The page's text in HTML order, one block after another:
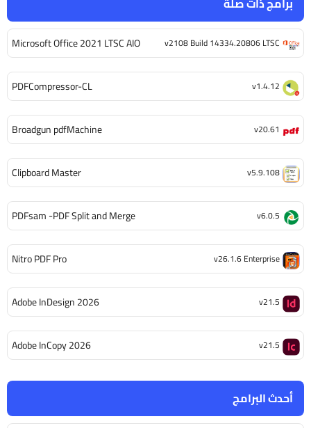
أحدث البرامج
Microsoft Office 2021 LTSC AIO v2108 Build 14334.20806 LTSC
PDFCompressor-CL v1.4.12
Broadgun pdfMachine v20.61
Clipboard Master v5.9.108
PDFsam -PDF Split and Merge v6.0.5
Nitro PDF Pro v26.1.6 Enterprise
Adobe InDesign 2026 v21.5
Adobe InCopy 2026 v21.5